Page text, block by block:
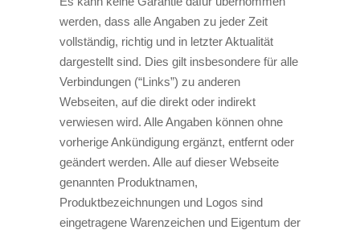
werden, dass alle Angaben zu jeder Zeit
vollständig, richtig und in letzter Aktualität
dargestellt sind. Dies gilt insbesondere für alle
Verbindungen (“Links”) zu anderen
Webseiten, auf die direkt oder indirekt
verwiesen wird. Alle Angaben können ohne
vorherige Ankündigung ergänzt, entfernt oder
geändert werden. Alle auf dieser Webseite
genannten Produktnamen,
Produktbezeichnungen und Logos sind
eingetragene Warenzeichen und Eigentum der